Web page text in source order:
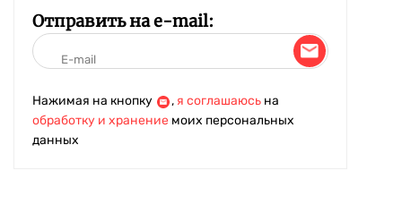
Отправить на e-mail:
Нажимая на кнопку , я соглашаюсь на
обработку и хранение моих персональных
данных